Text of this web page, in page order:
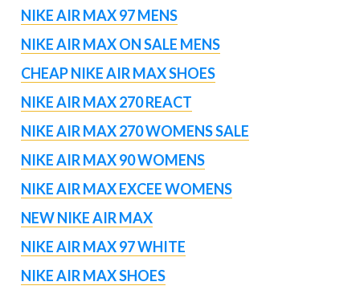
NIKE AIR MAX 97 MENS
NIKE AIR MAX ON SALE MENS
CHEAP NIKE AIR MAX SHOES
NIKE AIR MAX 270 REACT
NIKE AIR MAX 270 WOMENS SALE
NIKE AIR MAX 90 WOMENS
NIKE AIR MAX EXCEE WOMENS
NEW NIKE AIR MAX
NIKE AIR MAX 97 WHITE
NIKE AIR MAX SHOES